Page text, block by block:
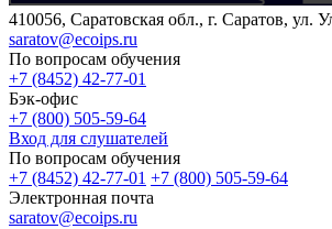
410056, Саратовская обл., г. Саратов, ул.
saratov@ecoips.ru
По вопросам обучения
+7 (8452) 42-77-01
Бэк-офис
+7 (800) 505-59-64
Вход для слушателей
По вопросам обучения
+7 (8452) 42-77-01 +7 (800) 505-59-64
Электронная почта
saratov@ecoips.ru